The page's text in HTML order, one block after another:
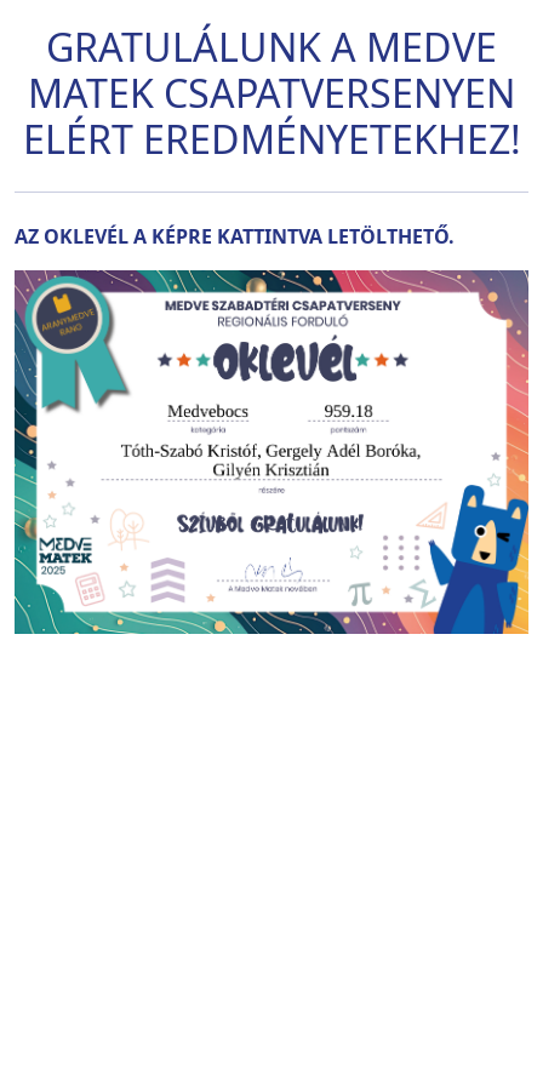
GRATULÁLUNK A MEDVE
MATEK CSAPATVERSENYEN
ELÉRT EREDMÉNYETEKHEZ!
AZ OKLEVÉL A KÉPRE KATTINTVA LETÖLTHETŐ.